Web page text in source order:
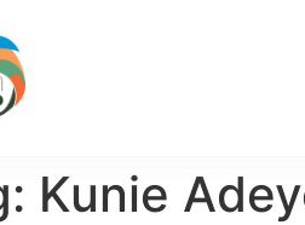
Kunie